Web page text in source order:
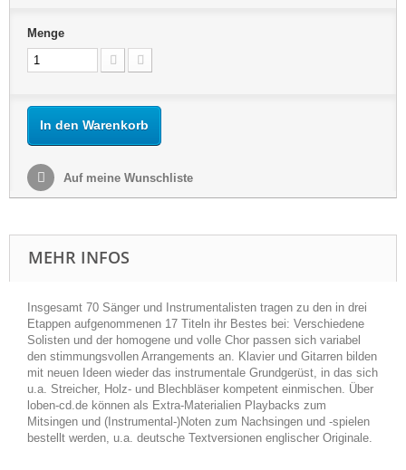
Menge
In den Warenkorb
Auf meine Wunschliste
MEHR INFOS
Insgesamt 70 Sänger und Instrumentalisten tragen zu den in drei
Etappen aufgenommenen 17 Titeln ihr Bestes bei: Verschiedene
Solisten und der homogene und volle Chor passen sich variabel
den stimmungsvollen Arrangements an. Klavier und Gitarren bilden
mit neuen Ideen wieder das instrumentale Grundgerüst, in das sich
u.a. Streicher, Holz- und Blechbläser kompetent einmischen. Über
loben-cd.de können als Extra-Materialien Playbacks zum
Mitsingen und (Instrumental-)Noten zum Nachsingen und -spielen
bestellt werden, u.a. deutsche Textversionen englischer Originale.